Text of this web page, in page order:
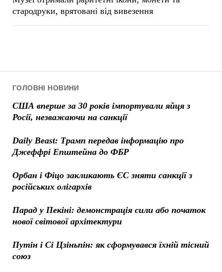
ГОЛОВНІ НОВИНИ
США вперше за 30 років імпортували яйця з
Росії, незважаючи на санкції
Daily Beast: Трамп передав інформацію про
Джеффрі Епштейна до ФБР
Орбан і Фіцо закликають ЄС зняти санкції з
російських олігархів
Парад у Пекіні: демонстрація сили або початок
нової світової архітектури
Путін і Сі Цзіньпін: як сформувався їхній тісний
союз
стародруки, врятовані від вивезення